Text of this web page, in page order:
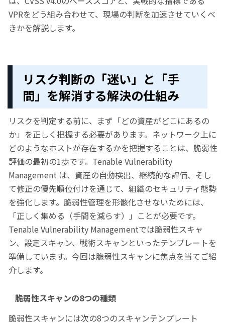
VPRをどう組み合わせて、現場の判断を加速させていくべ
きかを解説します。
リスク判断の「迷い」と「手
間」を解消する解決の仕組み
リスクを判定する前に、まず「どの資産がどこにあるの
か」を正しく把握する必要があります。ネットワーク上に
どのようなホストが存在するかを把握することは、脆弱性
評価の最初の1歩です。Tenable Vulnerability
Management は、資産の自動検出、継続的な評価、そし
て修正の優先順位付けを通じて、組織のセキュリティ態勢
を強化します。脆弱性管理を形骸化させないためには、
「正しく集める（手間を減らす）」ことが必要です。
Tenable Vulnerability Managementでは脆弱性スキャ
ン、設定スキャン、戦術スキャンといったテンプレートを
準備しています。今回は脆弱性スキャンに焦点を当てご紹
介します。
脆弱性スキャンの8つの種類
脆弱性スキャンには次の8つのスキャンテンプレート